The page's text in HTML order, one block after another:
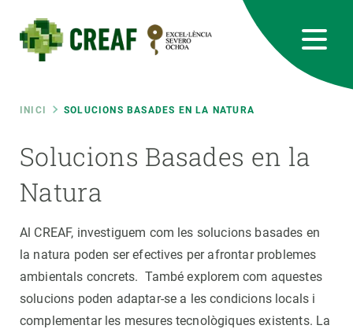
contingut
Fil
d'ariadna
INICI SOLUCIONS BASADES EN LA NATURA
Solucions Basades en la
Natura
Al CREAF, investiguem com les solucions basades en
la natura poden ser efectives per afrontar problemes
ambientals concrets. També explorem com aquestes
solucions poden adaptar-se a les condicions locals i
complementar les mesures tecnològiques existents. La
RRSS
Featured
responsive
INTRANET
Responsive
menu
SOBRE NOSALTRES
RECERCA
CIÈNCIA EN ACCIÓ